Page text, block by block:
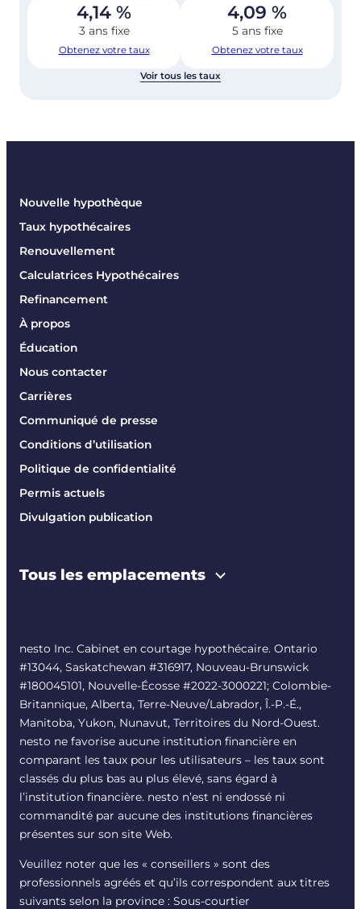
4,14 %
3 ans fixe
Obtenez votre taux
4,09 %
5 ans fixe
Obtenez votre taux
Voir tous les taux
Nouvelle hypothèque
Taux hypothécaires
Renouvellement
Calculatrices Hypothécaires
Refinancement
À propos
Éducation
Nous contacter
Carrières
Communiqué de presse
Conditions d’utilisation
Politique de confidentialité
Permis actuels
Divulgation publication
Tous les emplacements
nesto Inc. Cabinet en courtage hypothécaire. Ontario
#13044, Saskatchewan #316917, Nouveau-Brunswick
#180045101, Nouvelle-Écosse #2022-3000221; Colombie-
Britannique, Alberta, Terre-Neuve/Labrador, Î.-P.-É.,
Manitoba, Yukon, Nunavut, Territoires du Nord-Ouest.
nesto ne favorise aucune institution financière en
comparant les taux pour les utilisateurs – les taux sont
classés du plus bas au plus élevé, sans égard à
l’institution financière. nesto n’est ni endossé ni
commandité par aucune des institutions financières
présentes sur son site Web.
Veuillez noter que les « conseillers » sont des
professionnels agréés et qu’ils correspondent aux titres
suivants selon la province : Sous-courtier